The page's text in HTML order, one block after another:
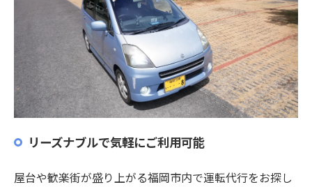
リーズナブルで気軽にご利用可能
屋台や歓楽街が盛り上がる福岡市内で運転代行をお探し